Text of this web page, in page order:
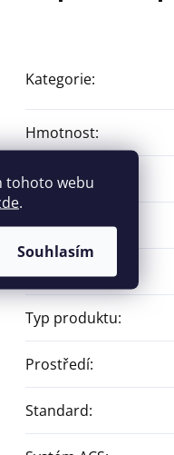
tohoto webu
.
Souhlasím
Kategorie:
Hmotnost:
EAN
Frekvence:
Hmotnost:
Typ produktu:
Prostředí:
Standard: